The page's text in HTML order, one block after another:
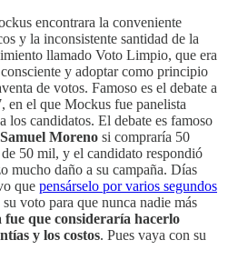
encontrara la conveniente
y la inconsistente santidad de la
llamado Voto Limpio, que era
y adoptar como principio
de votos. Famoso es el debate a
en el que Mockus fue panelista
los candidatos. El debate es famoso
Samuel Moreno si compraría 50
50 mil, y el candidato respondió
mucho daño a su campaña. Días
que pensárselo por varios segundos
voto para que nunca nadie más
fue que consideraría hacerlo
y los costos. Pues vaya con su